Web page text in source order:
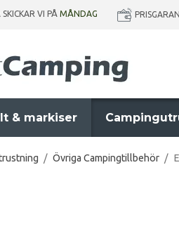
SKICKAR VI PÅ MÅNDAG
& markiser
/ Övriga Campingtillbehör /